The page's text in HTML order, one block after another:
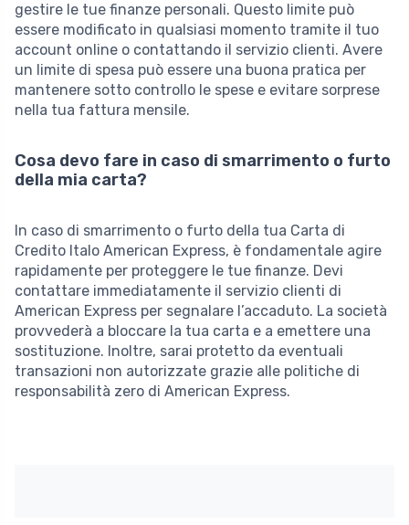
gestire le tue finanze personali. Questo limite può
essere modificato in qualsiasi momento tramite il tuo
account online o contattando il servizio clienti. Avere
un limite di spesa può essere una buona pratica per
mantenere sotto controllo le spese e evitare sorprese
nella tua fattura mensile.
Cosa devo fare in caso di smarrimento o furto
della mia carta?
In caso di smarrimento o furto della tua Carta di
Credito Italo American Express, è fondamentale agire
rapidamente per proteggere le tue finanze. Devi
contattare immediatamente il servizio clienti di
American Express per segnalare l’accaduto. La società
provvederà a bloccare la tua carta e a emettere una
sostituzione. Inoltre, sarai protetto da eventuali
transazioni non autorizzate grazie alle politiche di
responsabilità zero di American Express.